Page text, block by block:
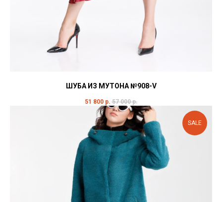
ШУБА ИЗ МУТОНА №908-V
51 800 р. 57 000 р.
SALE